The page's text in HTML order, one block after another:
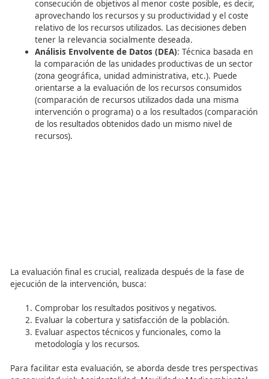
temas medioambientales? ¿Se contempla que una
persona o equipo encargado de dinamizar la
propuestas internas sobre medioambiente?
Plan de evaluación (indicadores): ¿Se incluyen
evaluación de la intervención cuestiones acerca
campo medioambiental? ¿Se lleva un registro
cuantificable de las acciones de mejora
realizadas?
EVALUACIÓN ECONÓMICA
fronteras estocásticasy elAnálisis Envolvente de
(DEA).
Análisis Coste-Beneficio (ACB): Es el más
Permite comparar proyectos parecidos o
homogeneizar la unidad de medida en valores
monetarios. Se trata del análisis en el cual todos
y beneficios se expresan en unidades